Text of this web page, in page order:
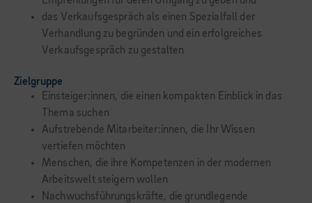
das Verkaufsgespräch als einen Spezialfall der
Verhandlung zu begründen und ein erfolgreiches
Verkaufsgespräch zu gestalten
Zielgruppe
Einsteiger:innen, die einen kompakten Einblick in das
Thema suchen
Aufstrebende Mitarbeiter:innen, die Ihr Wissen
vertiefen möchten
Menschen, die ihre Kompetenzen in der modernen
Arbeitswelt steigern wollen
Nachwuchsführungskräfte, die grundlegende